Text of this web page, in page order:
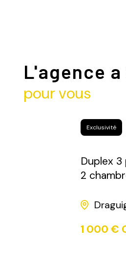
L'agence
pour vous
Coup de coeur
Duplex 3 pièce(s)
2 chambre(s)
104
Draguignan
1 000 € CC*